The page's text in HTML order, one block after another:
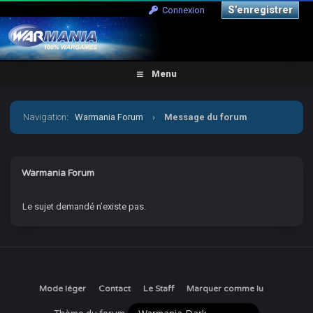
Connexion S’enregistrer
Menu
Navigation:Warmania Forum › Message du forum
Warmania Forum
Le sujet demandé n’existe pas.
Mode léger Contact Le Staff Marquer comme lu